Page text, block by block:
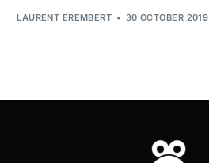
LAURENT EREMBERT 30 OCTOBER 2019